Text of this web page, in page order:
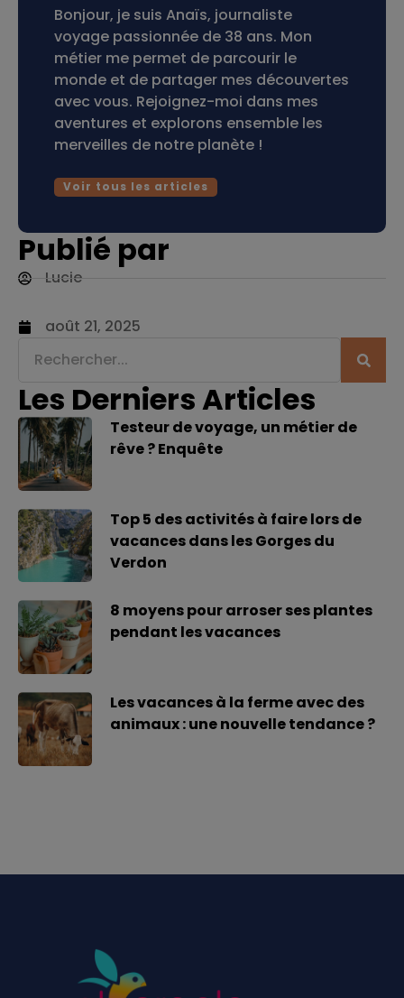
Bonjour, je suis Anaïs, journaliste
voyage passionnée de 38 ans. Mon
métier me permet de parcourir le
monde et de partager mes découvertes
avec vous. Rejoignez-moi dans mes
aventures et explorons ensemble les
merveilles de notre planète !
Voir tous les articles
Publié par
Lucie
août 21, 2025
Les Derniers Articles
Testeur de voyage, un métier de
rêve ? Enquête
Top 5 des activités à faire lors de
vacances dans les Gorges du
Verdon
8 moyens pour arroser ses plantes
pendant les vacances
Les vacances à la ferme avec des
animaux : une nouvelle tendance ?